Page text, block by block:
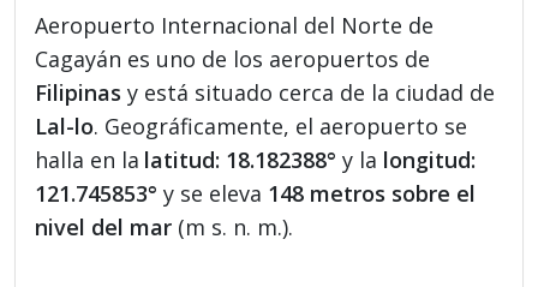
Aeropuerto Internacional del Norte de
Cagayán es uno de los aeropuertos de
Filipinas y está situado cerca de la ciudad de
Lal-lo. Geográficamente, el aeropuerto se
halla en la latitud: 18.182388° y la longitud:
121.745853° y se eleva 148 metros sobre el
nivel del mar (m s. n. m.).